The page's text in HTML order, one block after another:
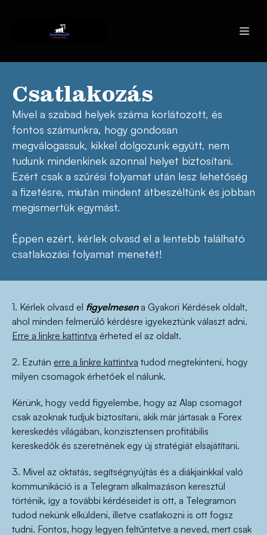
Csatlakozás
Mivel a szabad helyek száma korlátozott, és
fontos számunkra, hogy gondosan
megválogassuk, kikkel dolgozunk együtt, nem
tudunk mindenkinek azonnal helyet biztosítani.
Ezért csak a szűrési folyamat után lesz lehetőség
a fizetésre, miután mindent átbeszéltünk és jobban
megismertük egymást.
Éppen ezért, kérlek olvasd el a lentebb található
csatlakozási folyamat menetét!
1. Kérlek olvasd el figyelmesena Gyakori Kérdések oldalt,
ahol minden felmerülő kérdésre igyekeztünk választ adni.
Erre a linkre kattintva érheted el az oldalt.
2. Ezután erre a linkre kattintva tudod megtekinteni, hogy
milyen csomagok érhetőek el nálunk.
Kérünk, hogy vedd figyelembe, hogy az Alap csomagot
csak azoknak tudjuk biztosítani, akik már jártasak a Forex
kereskedés világában, konzisztensen profitábilis
kereskedők és szeretnének egy új stratégiát elsajátítani.
3. Mivel az oktatás, segítségnyújtás és a diákjainkkal való
kommunikáció is a Telegram alkalmazáson keresztül
történik, így a további kérdéseidet is ott, a Telegramon
tudod nekünk elküldeni, illetve csatlakozni is ott fogsz
tudni. Fontos, hogy legyen feltűntetve a neved, mert csak